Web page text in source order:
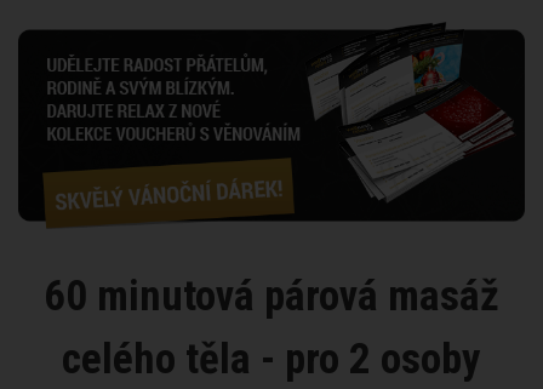
60 minutová párová masáž
celého těla - pro 2 osoby